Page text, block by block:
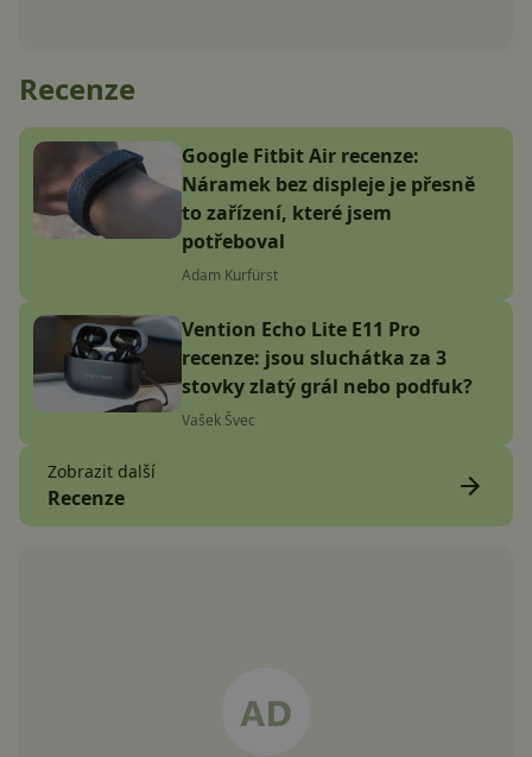
Recenze
Google Fitbit Air recenze:
Náramek bez displeje je přesně
to zařízení, které jsem
potřeboval
Adam Kurfürst
Vention Echo Lite E11 Pro
recenze: jsou sluchátka za 3
stovky zlatý grál nebo podfuk?
Vašek Švec
Zobrazit další
Recenze